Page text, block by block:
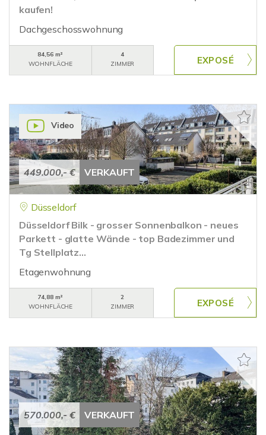
kaufen!
Dachgeschosswohnung
84,56 m²
WOHNFLÄCHE
4
ZIMMER
449.000,- € VERKAUFT
Video
Düsseldorf
Düsseldorf Bilk - grosser Sonnenbalkon - neues
Parkett - glatte Wände - top Badezimmer und
Tg Stellplatz...
Etagenwohnung
74,88 m²
WOHNFLÄCHE
2
ZIMMER
570.000,- € VERKAUFT